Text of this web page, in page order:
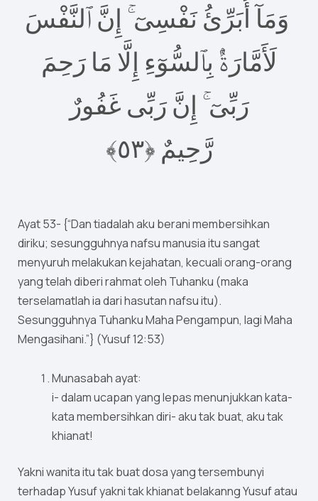
وَمَآ أُبَرِّئُ نَفْسِىٓ ۚ إِنَّ ٱلنَّفْسَ
لَأَمَّارَةُۢ بِٱلسُّوٓءِ إِلَّا مَا رَحِمَ
رَبِّىٓ ۚ إِنَّ رَبِّى غَفُورٌ
رَّحِيمٌ ‎﴿٣٥﴾
Ayat 53- {“Dan tiadalah aku berani membersihkan
diriku; sesungguhnya nafsu manusia itu sangat
menyuruh melakukan kejahatan, kecuali orang-orang
yang telah diberi rahmat oleh Tuhanku (maka
terselamatlah ia dari hasutan nafsu itu).
Sesungguhnya Tuhanku Maha Pengampun, lagi Maha
Mengasihani.”} (Yusuf 12:53)
Munasabah ayat:
i- dalam ucapan yang lepas menunjukkan kata-
kata membersihkan diri- aku tak buat, aku tak
khianat!
Yakni wanita itu tak buat dosa yang tersembunyi
terhadap Yusuf yakni tak khianat belakanng Yusuf atau